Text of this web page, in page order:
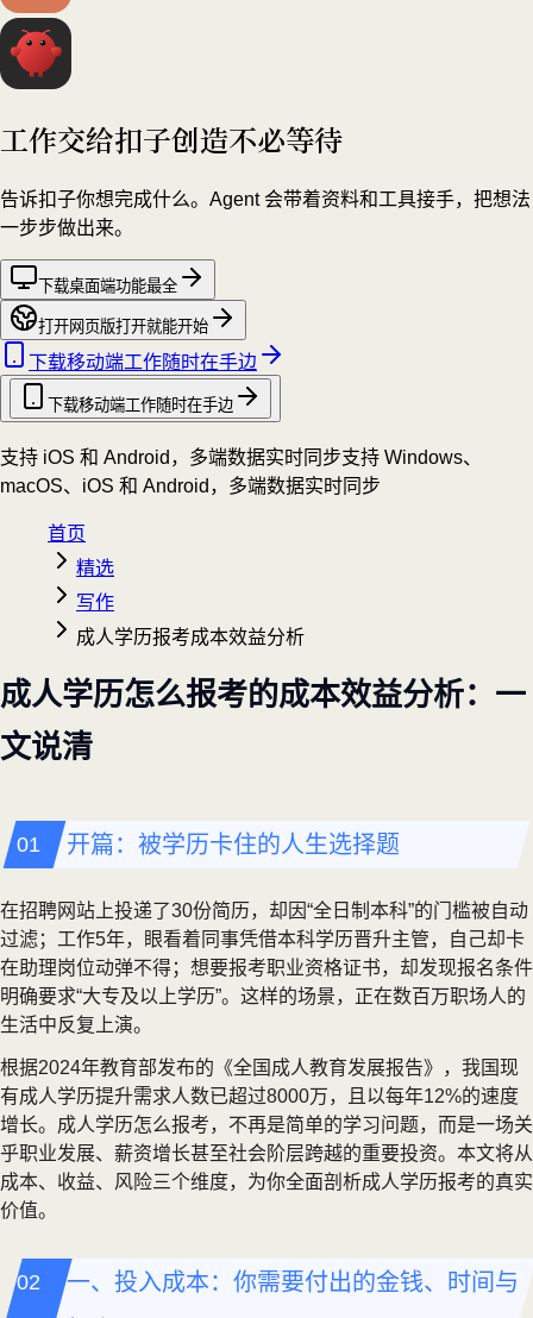
工作交给扣子创造不必等待
告诉扣子你想完成什么。Agent 会带着资料和工具接手，把想法
一步步做出来。
下载桌面端功能最全
打开网页版打开就能开始
下载移动端工作随时在手边
下载移动端工作随时在手边
支持 iOS 和 Android，多端数据实时同步支持 Windows、
macOS、iOS 和 Android，多端数据实时同步
首页
精选
写作
成人学历报考成本效益分析
成人学历怎么报考的成本效益分析：一
文说清
开篇：被学历卡住的人生选择题
在招聘网站上投递了30份简历，却因“全日制本科”的门槛被自动
过滤；工作5年，眼看着同事凭借本科学历晋升主管，自己却卡
在助理岗位动弹不得；想要报考职业资格证书，却发现报名条件
明确要求“大专及以上学历”。这样的场景，正在数百万职场人的
生活中反复上演。
根据2024年教育部发布的《全国成人教育发展报告》，我国现
有成人学历提升需求人数已超过8000万，且以每年12%的速度
增长。成人学历怎么报考，不再是简单的学习问题，而是一场关
乎职业发展、薪资增长甚至社会阶层跨越的重要投资。本文将从
成本、收益、风险三个维度，为你全面剖析成人学历报考的真实
价值。
一、投入成本：你需要付出的金钱、时间与